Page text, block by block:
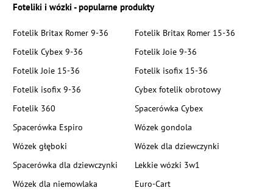
Foteliki i wózki - popularne produkty
Fotelik Britax Romer 9-36
Fotelik Britax Romer 15-36
Fotelik Cybex 9-36
Fotelik Joie 9-36
Fotelik Joie 15-36
Fotelik isofix 15-36
Fotelik isofix 9-36
Cybex fotelik obrotowy
Fotelik 360
Spacerówka Cybex
Spacerówka Espiro
Wózek gondola
Wózek głęboki
Wózek dla dziewczynki
Spacerówka dla dziewczynki
Lekkie wózki 3w1
Wózek dla niemowlaka
Euro-Cart